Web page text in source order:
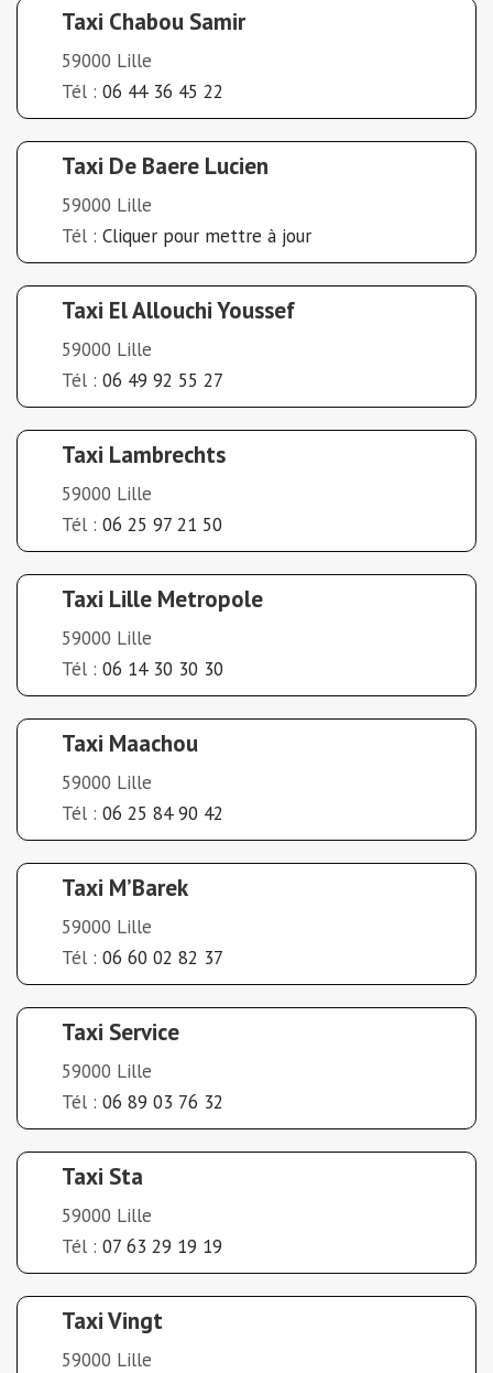
Taxi Chabou Samir
59000 Lille
Tél : 06 44 36 45 22
Taxi De Baere Lucien
59000 Lille
Tél : Cliquer pour mettre à jour
Taxi El Allouchi Youssef
59000 Lille
Tél : 06 49 92 55 27
Taxi Lambrechts
59000 Lille
Tél : 06 25 97 21 50
Taxi Lille Metropole
59000 Lille
Tél : 06 14 30 30 30
Taxi Maachou
59000 Lille
Tél : 06 25 84 90 42
Taxi M’Barek
59000 Lille
Tél : 06 60 02 82 37
Taxi Service
59000 Lille
Tél : 06 89 03 76 32
Taxi Sta
59000 Lille
Tél : 07 63 29 19 19
Taxi Vingt
59000 Lille